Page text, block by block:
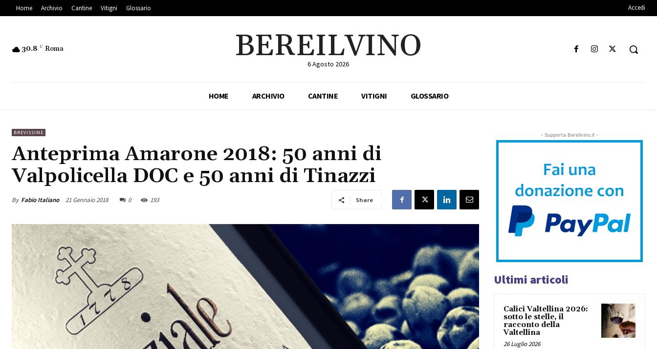
Home Archivio Cantine Vitigni Glossario Accedi
30.8 C Roma BEREILVINO
6 Agosto 2026
HOME ARCHIVIO CANTINE VITIGNI GLOSSARIO
BREVISSIME
Anteprima Amarone 2018: 50 anni di
Valpolicella DOC e 50 anni di Tinazzi
By Fabio Italiano 21 Gennaio 2018 0 193 Share
- Supporta Bereilvino.it -
Ultimi articoli
Calici Valtellina 2026:
sotto le stelle, il
racconto della
Valtellina
26 Luglio 2026